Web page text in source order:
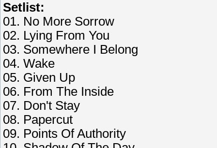
Setlist:
01. No More Sorrow
02. Lying From You
03. Somewhere I Belong
04. Wake
05. Given Up
06. From The Inside
07. Don't Stay
08. Papercut
09. Points Of Authority